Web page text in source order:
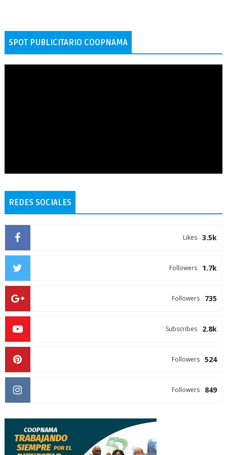
SPOT PUBLICITARIO COOPNAMA
REDES SOCIALES
3.5k
Likes
1.7k
Followers
735
Followers
2.8k
Subscribes
524
Followers
849
Followers